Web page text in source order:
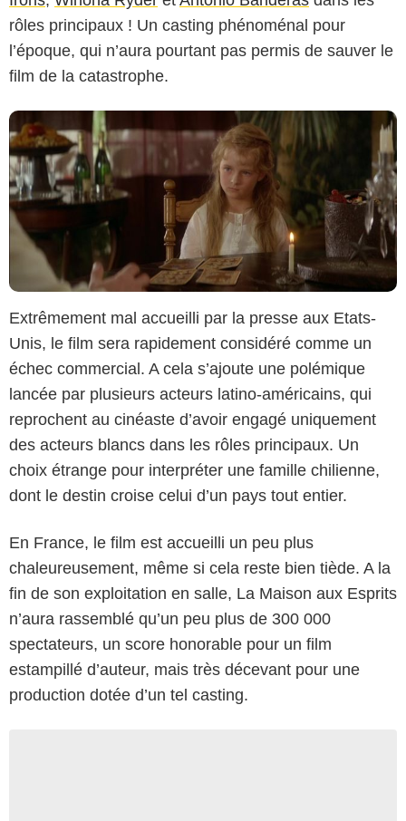
rôles principaux ! Un casting phénoménal pour
l’époque, qui n’aura pourtant pas permis de sauver le
film de la catastrophe.
Extrêmement mal accueilli par la presse aux Etats-
Unis, le film sera rapidement considéré comme un
échec commercial. A cela s’ajoute une polémique
lancée par plusieurs acteurs latino-américains, qui
reprochent au cinéaste d’avoir engagé uniquement
des acteurs blancs dans les rôles principaux. Un
choix étrange pour interpréter une famille chilienne,
dont le destin croise celui d’un pays tout entier.
En France, le film est accueilli un peu plus
chaleureusement, même si cela reste bien tiède. A la
fin de son exploitation en salle, La Maison aux Esprits
n’aura rassemblé qu’un peu plus de 300 000
spectateurs, un score honorable pour un film
estampillé d’auteur, mais très décevant pour une
production dotée d’un tel casting.